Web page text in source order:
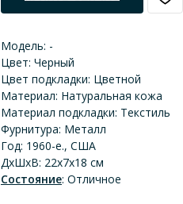
Модель: -
Цвет: Черный
Цвет подкладки: Цветной
Материал: Натуральная кожа
Материал подкладки: Текстиль
Фурнитура: Металл
Год: 1960-е., США
ДхШхВ: 22х7х18 см
Состояние: Отличное